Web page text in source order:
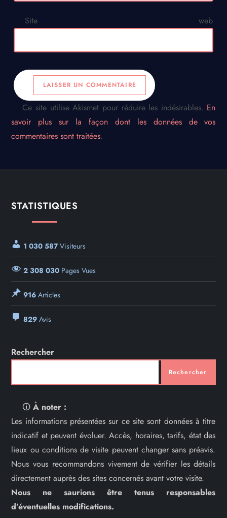
Site web
Ce site utilise Akismet pour réduire les indésirables. En
savoir plus sur la façon dont les données de vos
commentaires sont traitées.
STATISTIQUES
1 030 587Visiteurs
2 308 030 Pages Vues
916 Articles
829 Avis
Rechercher
Rechercher
🛈À noter :
Les informations présentées sur ce site sont données à titre
indicatif et peuvent évoluer. Accès, horaires, tarifs, état des
lieux ou conditions de visite peuvent changer sans préavis.
Nous vous recommandons vivement de vérifier les détails
directement auprès des sites concernés avant votre visite.
Nous ne saurions être tenus responsables
d’éventuelles modifications.